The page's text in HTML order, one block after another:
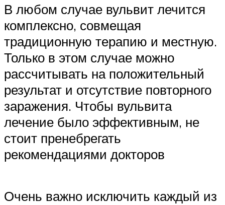
В любом случае вульвит лечится
комплексно, совмещая
традиционную терапию и местную.
Только в этом случае можно
рассчитывать на положительный
результат и отсутствие повторного
заражения. Чтобы вульвита
лечение было эффективным, не
стоит пренебрегать
рекомендациями докторов
Очень важно исключить каждый из